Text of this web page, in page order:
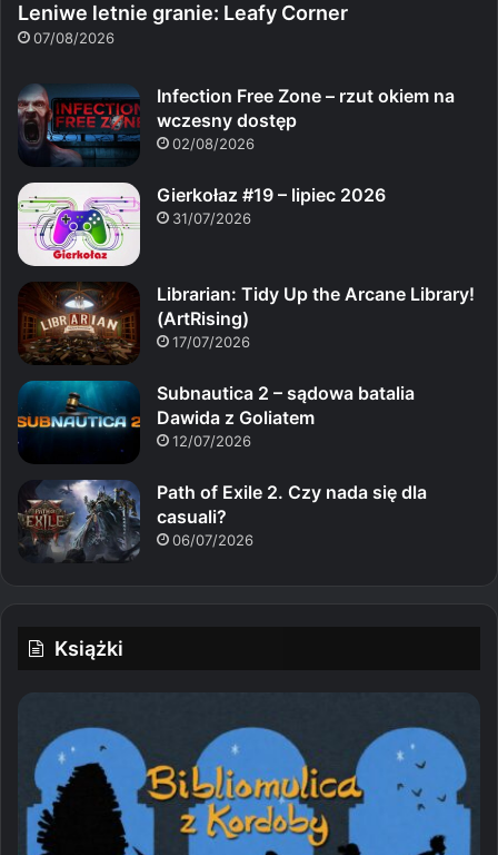
Leniwe letnie granie: Leafy Corner
07/08/2026
Infection Free Zone – rzut okiem na
wczesny dostęp
02/08/2026
Gierkołaz #19 – lipiec 2026
31/07/2026
Librarian: Tidy Up the Arcane Library!
(ArtRising)
17/07/2026
Subnautica 2 – sądowa batalia
Dawida z Goliatem
12/07/2026
Path of Exile 2. Czy nada się dla
casuali?
06/07/2026
Książki